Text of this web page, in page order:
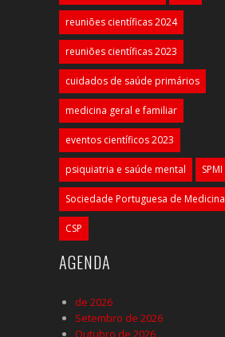
reuniões científicas 2024
reuniões científicas 2023
cuidados de saúde primários
medicina geral e familiar
eventos científicos 2023
psiquiatria e saúde mental SPMI
Sociedade Portuguesa de
CSP
AGENDA
de 2026
Setembro de 2026
Outubro de 2026